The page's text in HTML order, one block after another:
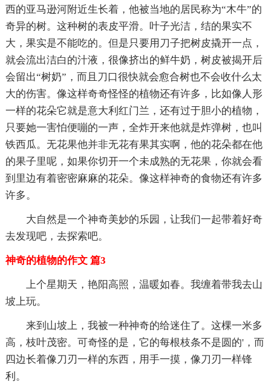
西的亚马逊河附近生长着，他被当地的居民称为“木牛”的
奇异的树。这种树的表皮平滑。叶子光洁，结的果实不
大，果实是不能吃的。但是只要用刀子把树皮撬开一点，
就会流出洁白的汁液，很像挤出的鲜牛奶，树皮被揭开后
会留出“树奶”，而且刀口很快就会愈合树也不会收什么太
大的伤害。像这样奇奇怪怪的植物还有许多，比如像人形
一样的花朵它就是意大利红门兰，还有过于胆小的植物，
只要她一害怕便嘣的一声，全炸开来他就是炸弹树，也叫
铁西瓜。无花果他并非无花有果其实啊，他的花朵都在他
的果子里呢，如果你切开一个未成熟的无花果，你就会看
到里边有着密密麻麻的花朵。像这样神奇的食物还有许多
许多。
大自然是一个神奇美妙的乐园，让我们一起带着好奇
去发现吧，去探索吧。
神奇的植物的作文 篇3
上个星期天，艳阳高照，温暖如春。我缠着带我去山
坡上玩。
来到山坡上，我被一种神奇的给迷住了。这棵一米多
高，枝叶茂密。可奇怪的是，它的每根枝条不是圆的'，而
四边长着像刀刃一样的东西，用手一摸，像刀刃一样锋
利。